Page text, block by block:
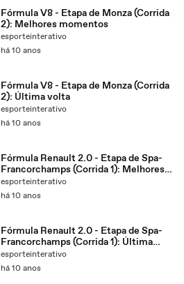
Fórmula V8 - Etapa de Monza (Corrida
2): Melhores momentos
esporteinterativo
há 10 anos
Fórmula V8 - Etapa de Monza (Corrida
2): Última volta
esporteinterativo
há 10 anos
Fórmula Renault 2.0 - Etapa de Spa-
Francorchamps (Corrida 1): Melhores
momentos
esporteinterativo
há 10 anos
Fórmula Renault 2.0 - Etapa de Spa-
Francorchamps (Corrida 1): Última
volta
esporteinterativo
há 10 anos